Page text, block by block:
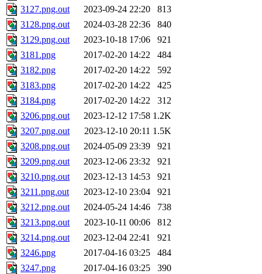
3127.png.out
2023-09-24 22:20
813
3128.png.out
2024-03-28 22:36
840
3129.png.out
2023-10-18 17:06
921
3181.png
2017-02-20 14:22
484
3182.png
2017-02-20 14:22
592
3183.png
2017-02-20 14:22
425
3184.png
2017-02-20 14:22
312
3206.png.out
2023-12-12 17:58 1.2K
3207.png.out
2023-12-10 20:11 1.5K
3208.png.out
2024-05-09 23:39
921
3209.png.out
2023-12-06 23:32
921
3210.png.out
2023-12-13 14:53
921
3211.png.out
2023-12-10 23:04
921
3212.png.out
2024-05-24 14:46
738
3213.png.out
2023-10-11 00:06
812
3214.png.out
2023-12-04 22:41
921
3246.png
2017-04-16 03:25
484
3247.png
2017-04-16 03:25
390